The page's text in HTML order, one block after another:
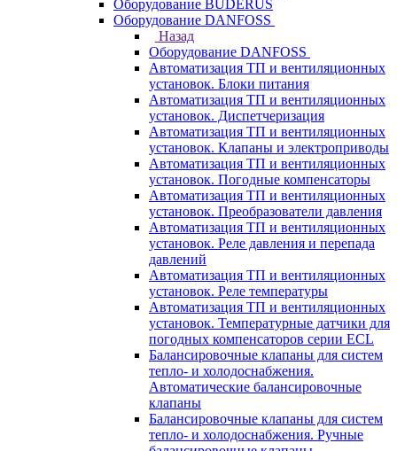
Оборудование BUDERUS
Оборудование DANFOSS
Назад
Оборудование DANFOSS
Автоматизация ТП и вентиляционных
установок. Блоки питания
Автоматизация ТП и вентиляционных
установок. Диспетчеризация
Автоматизация ТП и вентиляционных
установок. Клапаны и электроприводы
Автоматизация ТП и вентиляционных
установок. Погодные компенсаторы
Автоматизация ТП и вентиляционных
установок. Преобразователи давления
Автоматизация ТП и вентиляционных
установок. Реле давления и перепада
давлений
Автоматизация ТП и вентиляционных
установок. Реле температуры
Автоматизация ТП и вентиляционных
установок. Температурные датчики для
погодных компенсаторов серии ECL
Балансировочные клапаны для систем
тепло- и холодоснабжения.
Автоматические балансировочные
клапаны
Балансировочные клапаны для систем
тепло- и холодоснабжения. Ручные